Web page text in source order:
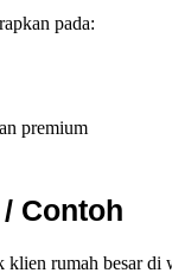
pada:
premium
Contoh
klien rumah besar di